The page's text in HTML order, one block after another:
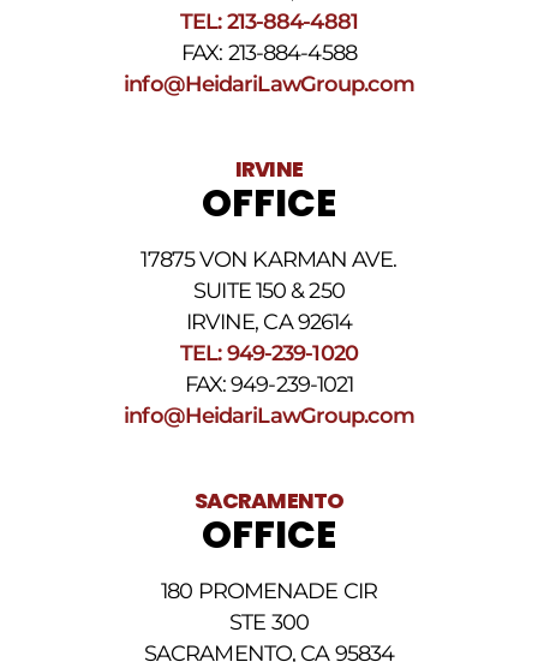
TEL: 213-884-4881
FAX: 213-884-4588
info@HeidariLawGroup.com
IRVINE
OFFICE
17875 VON KARMAN AVE.
SUITE 150 & 250
IRVINE, CA 92614
TEL: 949-239-1020
FAX: 949-239-1021
info@HeidariLawGroup.com
SACRAMENTO
OFFICE
180 PROMENADE CIR
STE 300
SACRAMENTO, CA 95834